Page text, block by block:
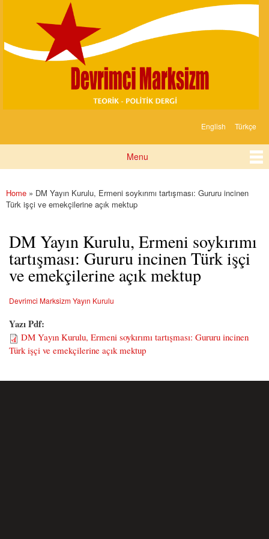
content
Marksizm
English Türkçe
Menu
You are here
Home » DM Yayın Kurulu, Ermeni soykırımı tartışması: Gururu incinen
Türk işçi ve emekçilerine açık mektup
DM Yayın Kurulu, Ermeni soykırımı
tartışması: Gururu incinen Türk işçi
ve emekçilerine açık mektup
Devrimci Marksizm Yayın Kurulu
Yazı Pdf:
DM Yayın Kurulu, Ermeni soykırımı tartışması: Gururu incinen
Türk işçi ve emekçilerine açık mektup